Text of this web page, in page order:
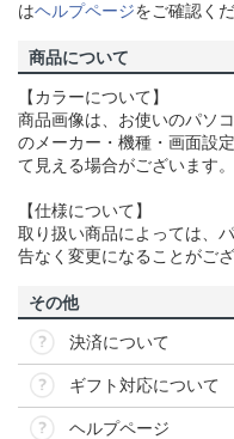
はヘルプページをご確認くだ
商品について
【カラーについて】
商品画像は、お使いのパソ
のメーカー・機種・画面設
て見える場合がございます
【仕様について】
取り扱い商品によっては、
告なく変更になることがござ
その他
決済について
ギフト対応について
ヘルプページ